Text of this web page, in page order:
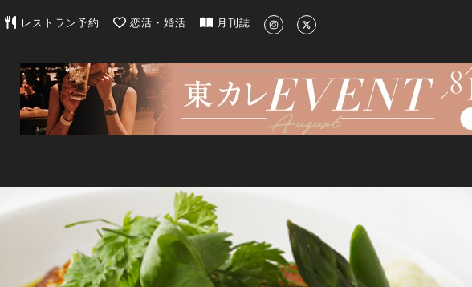
東京カレンダー | 最新のグルメ、洗練されたライフスタイル情報
レストラン予約 恋活・婚活 月刊誌